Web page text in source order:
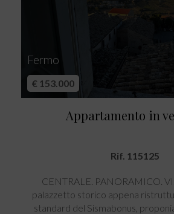
Fermo
€ 153.000
Appartamento in
Rif. 115125
CENTRALE. PANORAMICO.
palazzetto storico appena
standard del Sismabonus,